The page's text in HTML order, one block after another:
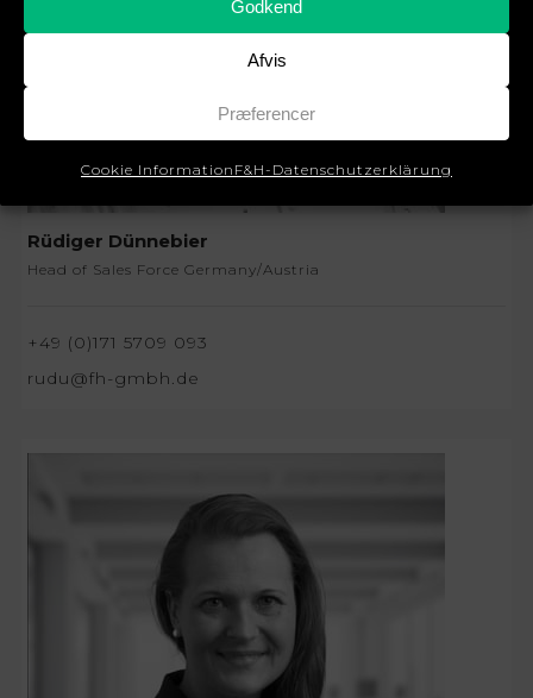
Godkend
Afvis
Præferencer
Cookie Information F&H-Datenschutzerklärung
Rüdiger Dünnebier
Head of Sales Force Germany/Austria
+49 (0)171 5709 093
rudu@fh-gmbh.de